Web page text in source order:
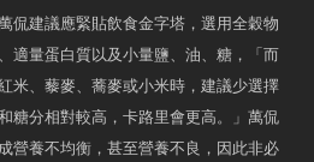
侃建議應緊貼飲食金字塔，選用全穀物
適量蛋白質以及小量鹽、油、糖，「而
米、藜麥、蕎麥或小米時，建議少選擇
糖分相對較高，卡路里會更高。」萬侃
營養不均衡，甚至營養不良，因此非必